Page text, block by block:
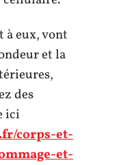
à eux, vont
et la
des
ici
corps-et-
et-